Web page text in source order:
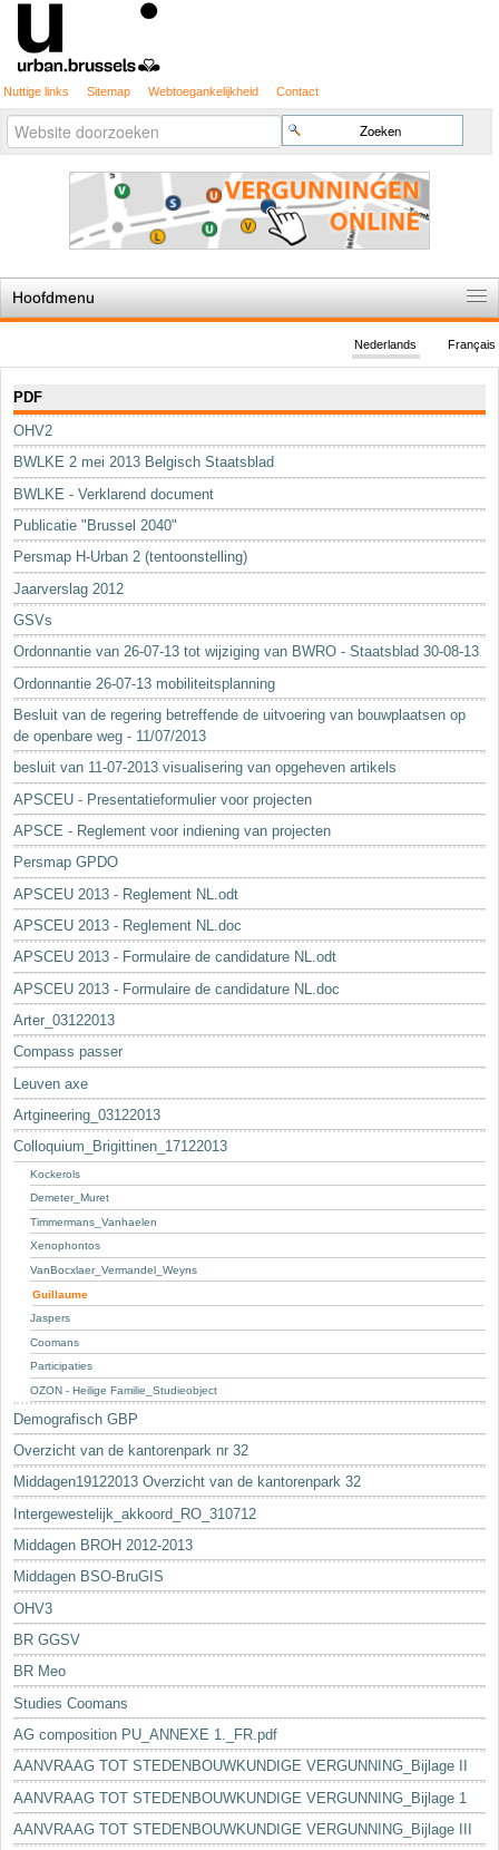
Nuttige links Sitemap Webtoegankelijkheid Contact
Zoek
Geavanceerd
zoeken...
Hoofdmenu
De spelregels
Stedenbouwkundige vergunning
Cartografie
Studies en publicaties
Sleutelwoorden
Stedenbouwkundige inlichtingen
Français
Nederlands
PDF
OHV2
BWLKE 2 mei 2013 Belgisch Staatsblad
BWLKE - Verklarend document
Publicatie "Brussel 2040"
Persmap H-Urban 2 (tentoonstelling)
Jaarverslag 2012
GSVs
Ordonnantie van 26-07-13 tot wijziging van BWRO - Staatsblad 30-08-13
Ordonnantie 26-07-13 mobiliteitsplanning
Besluit van de regering betreffende de uitvoering van bouwplaatsen op
de openbare weg - 11/07/2013
besluit van 11-07-2013 visualisering van opgeheven artikels
APSCEU - Presentatieformulier voor projecten
APSCE - Reglement voor indiening van projecten
Persmap GPDO
APSCEU 2013 - Reglement NL.odt
APSCEU 2013 - Reglement NL.doc
APSCEU 2013 - Formulaire de candidature NL.odt
APSCEU 2013 - Formulaire de candidature NL.doc
Arter_03122013
Compass passer
Leuven axe
Artgineering_03122013
Colloquium_Brigittinen_17122013
Kockerols
Demeter_Muret
Timmermans_Vanhaelen
Xenophontos
VanBocxlaer_Vermandel_Weyns
Guillaume
Jaspers
Coomans
Participaties
OZON - Heilige Familie_Studieobject
Demografisch GBP
Overzicht van de kantorenpark nr 32
Middagen19122013 Overzicht van de kantorenpark 32
Intergewestelijk_akkoord_RO_310712
Middagen BROH 2012-2013
Middagen BSO-BruGIS
OHV3
BR GGSV
BR Meo
Studies Coomans
AG composition PU_ANNEXE 1._FR.pdf
AANVRAAG TOT STEDENBOUWKUNDIGE VERGUNNING_Bijlage II
AANVRAAG TOT STEDENBOUWKUNDIGE VERGUNNING_Bijlage 1
AANVRAAG TOT STEDENBOUWKUNDIGE VERGUNNING_Bijlage III